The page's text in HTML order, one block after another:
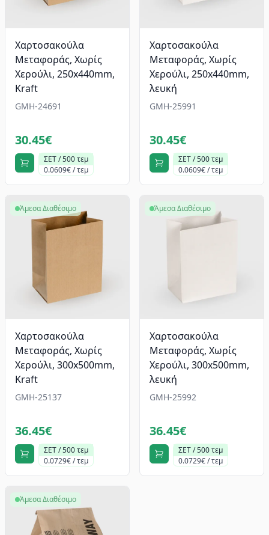
Χαρτοσακούλα
Μεταφοράς, Χωρίς
Χερούλι, 250x440mm,
Kraft
GMH-24691
30.45€
ΣΕΤ / 500 τεμ
0.0609€ / τεμ
Χαρτοσακούλα
Μεταφοράς, Χωρίς
Χερούλι, 250x440mm,
λευκή
GMH-25991
30.45€
ΣΕΤ / 500 τεμ
0.0609€ / τεμ
Χαρτοσακούλα
Μεταφοράς, Χωρίς
Χερούλι, 300x500mm,
Kraft
GMH-25137
36.45€
ΣΕΤ / 500 τεμ
0.0729€ / τεμ
Άμεσα Διαθέσιμο
Χαρτοσακούλα
Μεταφοράς, Χωρίς
Χερούλι, 300x500mm,
λευκή
GMH-25992
36.45€
ΣΕΤ / 500 τεμ
0.0729€ / τεμ
Άμεσα Διαθέσιμο
Άμεσα Διαθέσιμο